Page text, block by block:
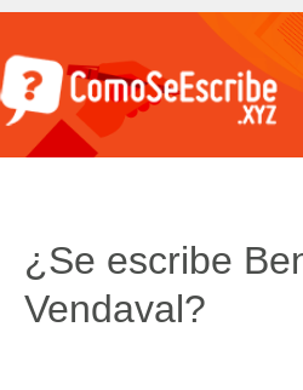
¿Se escribe
Vendaval?